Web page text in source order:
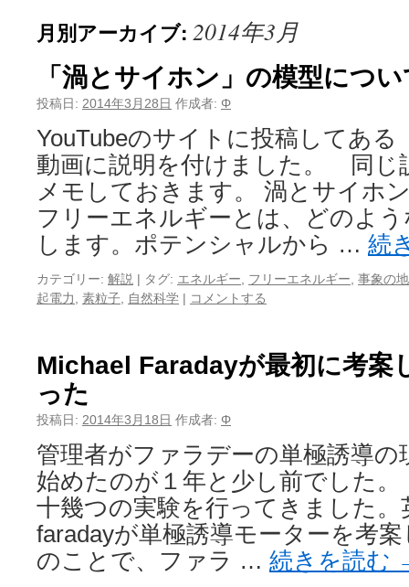
月別アーカイブ: 2014年3月
「渦とサイホン」の模型につ
投稿日: 2014年3月28日 作成者: Φ
YouTubeのサイトに投稿してある
動画に説明を付けました。 同じ
メモしておきます。 渦とサイホ
フリーエネルギーとは、どのよ
します。ポテンシャルから … 続
カテゴリー: 解説 | タグ: エネルギー フリーエネルギー 事象の
起電力
素粒子 自然科学 | コメントする
Michael Faradayが最初に考案
った
投稿日: 2014年3月18日 作成者: Φ
管理者がファラデーの単極誘導
始めたのが１年と少し前でした
十幾つの実験を行ってきました。
faradayが単極誘導モーターを考
のことで、ファラ … 続きを読む